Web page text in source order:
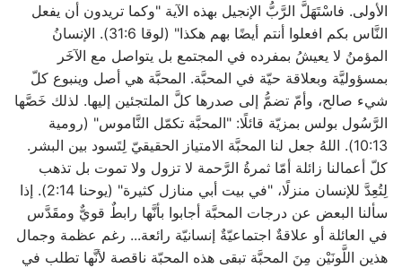
الأولى. فاسْتَهَلَّ الرَّبُّ الإنجيل بهذه الآية "وكما تريدون أن يفعل
النَّاس بكم افعلوا أنتم أيضًا بهم هكذا" (لوقا 31:6). الإنسانُ
المؤمنُ لا يعيشُ بمفرده في المجتمع بل يتواصل مع الآخَر
بمسؤوليَّة وبعلاقة حيّة في المحبَّة. المحبَّة هي أصل وينبوع كلّ
شيء صالح، وأمّ تضمُّ إلى صدرها كلَّ الملتجئين إليها. لذلك خَصَّها
الرَّسُول بولس بمزيّة قائلًا: "المحبَّة تكمّل النَّاموس" (رومية
10:13). اللهُ جعل لنا المحبَّة الامتياز الحقيقيّ لِتَسود بين البشر.
كلّ أعمالنا زائلة أمّا ثمرةُ الرَّحمة لا تزول ولا تموت بل تذهب
لِتُعِدَّ للإنسان منزلًا، "في بيت أبي منازل كثيرة" (يوحنا 2:14). إذا
سألنا البعض عن درجات المحبَّة أجابوا بأنَّها رابطٌ قويٌّ ومقَدَّس
في العائلة أو علاقةٌ اجتماعيّةٌ إنسانيّة رائعة... رغم عظمة وجمال
هذين اللَّونَيْن مِنَ المحبَّة تبقى هذه المحبّة ناقصة لأنَّها تطلب في